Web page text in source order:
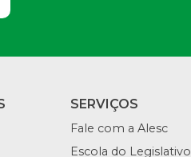
SERVIÇOS
Fale com a Alesc
Escola do Legislativo